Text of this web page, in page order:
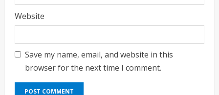
Website
Save my name, email, and website in this
browser for the next time I comment.